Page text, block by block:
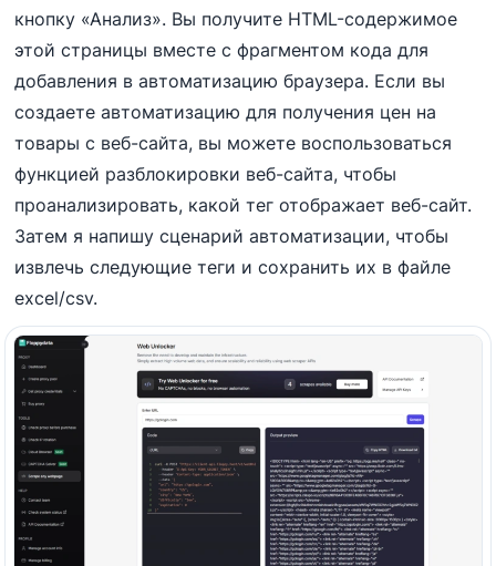
кнопку «Анализ». Вы получите HTML-содержимое
этой страницы вместе с фрагментом кода для
добавления в автоматизацию браузера. Если вы
создаете автоматизацию для получения цен на
товары с веб-сайта, вы можете воспользоваться
функцией разблокировки веб-сайта, чтобы
проанализировать, какой тег отображает веб-сайт.
Затем я напишу сценарий автоматизации, чтобы
извлечь следующие теги и сохранить их в файле
excel/csv.